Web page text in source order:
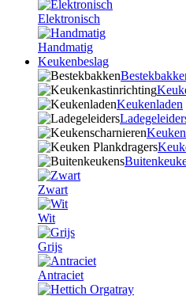
Elektronisch
Handmatig
Keukenbeslag
Keukenladen
Zwart
Wit
Grijs
Antraciet